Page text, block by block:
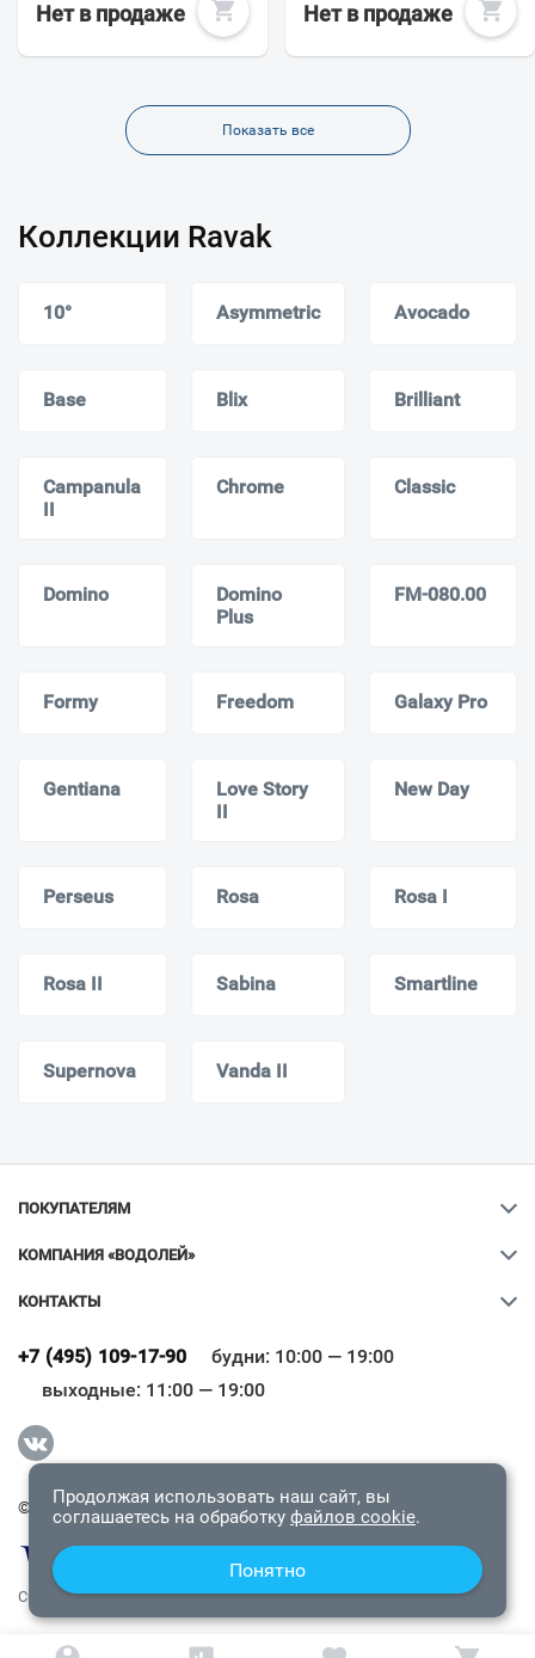
Нет в продаже Нет в продаже
Показать все
Коллекции Ravak
10° Asymmetric Avocado
Base Blix Brilliant
Campanula
II
Chrome Classic
Domino
Domino
Plus
FM-080.00
Formy Freedom Galaxy Pro
Gentiana
Love Story
II
New Day
Perseus Rosa Rosa I
Rosa II Sabina Smartline
Supernova Vanda II
ПОКУПАТЕЛЯМ
КОМПАНИЯ «ВОДОЛЕЙ»
КОНТАКТЫ
+7 (495) 109-17-90
будни: 10:00 — 19:00
выходные: 11:00 — 19:00
© 2009-2026 «Водолей Онлайн». Все права защищены.
СОГЛАШЕНИЕ О КОНФИДЕНЦИАЛЬНОСТИ
Всё верно
Продолжая использовать наш сайт, вы
соглашаетесь на обработку файлов cookie.
Понятно